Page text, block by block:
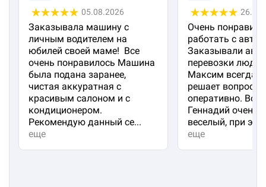
05.08.2026
Заказывала машину с
личным водителем на
юбилей своей маме! Все
очень понравилось Машина
была подана заранее,
чистая аккуратная с
красивым салоном и с
кондиционером.
Рекомендую данный се...
еще
Очень
работать с авто
Заказывали
перевозки
Максим всегда
решает вопросы
оперативно.
Геннадий очень
веселый, при эт...
еще